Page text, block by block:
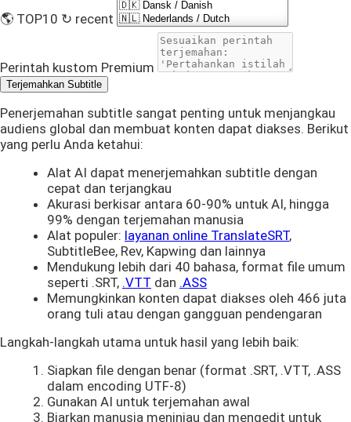
🌎 TOP10 ↻ recent
Perintah kustom Premium
Terjemahkan Subtitle
Penerjemahan subtitle sangat penting untuk menjangkau
audiens global dan membuat konten dapat diakses. Berikut
yang perlu Anda ketahui:
Alat AI dapat menerjemahkan subtitle dengan
cepat dan terjangkau
Akurasi berkisar antara 60-90% untuk AI, hingga
99% dengan terjemahan manusia
Alat populer: layanan online TranslateSRT,
SubtitleBee, Rev, Kapwing dan lainnya
Mendukung lebih dari 40 bahasa, format file umum
seperti .SRT, .VTT dan .ASS
Memungkinkan konten dapat diakses oleh 466 juta
orang tuli atau dengan gangguan pendengaran
Langkah-langkah utama untuk hasil yang lebih baik:
Siapkan file dengan benar (format .SRT, .VTT, .ASS
dalam encoding UTF-8)
Gunakan AI untuk terjemahan awal
Biarkan manusia meninjau dan mengedit untuk